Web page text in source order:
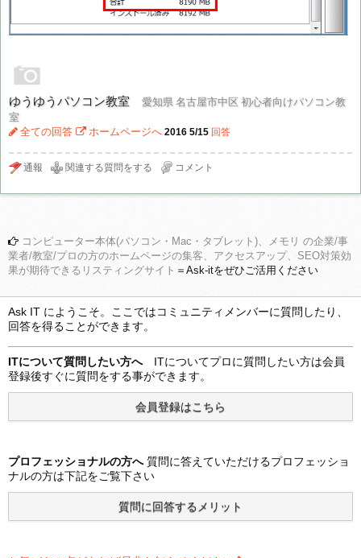
ゆうゆうパソコン教室 愛知県 名古屋市中区 初心者向けパソコン教
室
全ての回答
ホームページへ 2016 5/15 回答
コンピューター本体(パソコン・Mac・タブレット)、メモリ の企業/事
業者/教室/プロの方のホームページの集客、アクセスアップ、SEO対策効
果が期待できるリスティングサイト ＝Ask-itをぜひご活用ください
Ask IT にようこそ。ここではコミュニティメンバーに質問したり、
回答を得ることができます。
ITについて質問したい方へITについてプロに質問したい方は会員
登録後すぐに質問をする事ができます。
プロフェッショナルの方へ質問に答えていただけるプロフェッショ
ナルの方は下記をご覧下さい